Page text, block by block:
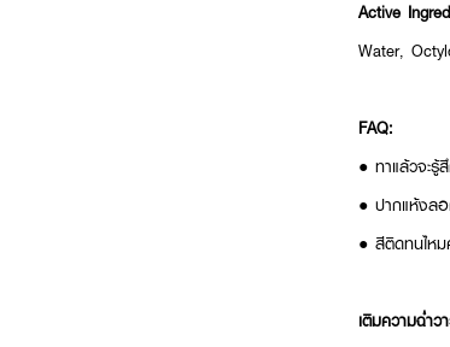
Active
Water,
FAQ:
● ทาแล้วจะรู้
● ปากแห้งลอ
● สีติดทนไหม
เติมความฉ่ำ